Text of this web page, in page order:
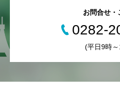
お問合せ・
(平日9時